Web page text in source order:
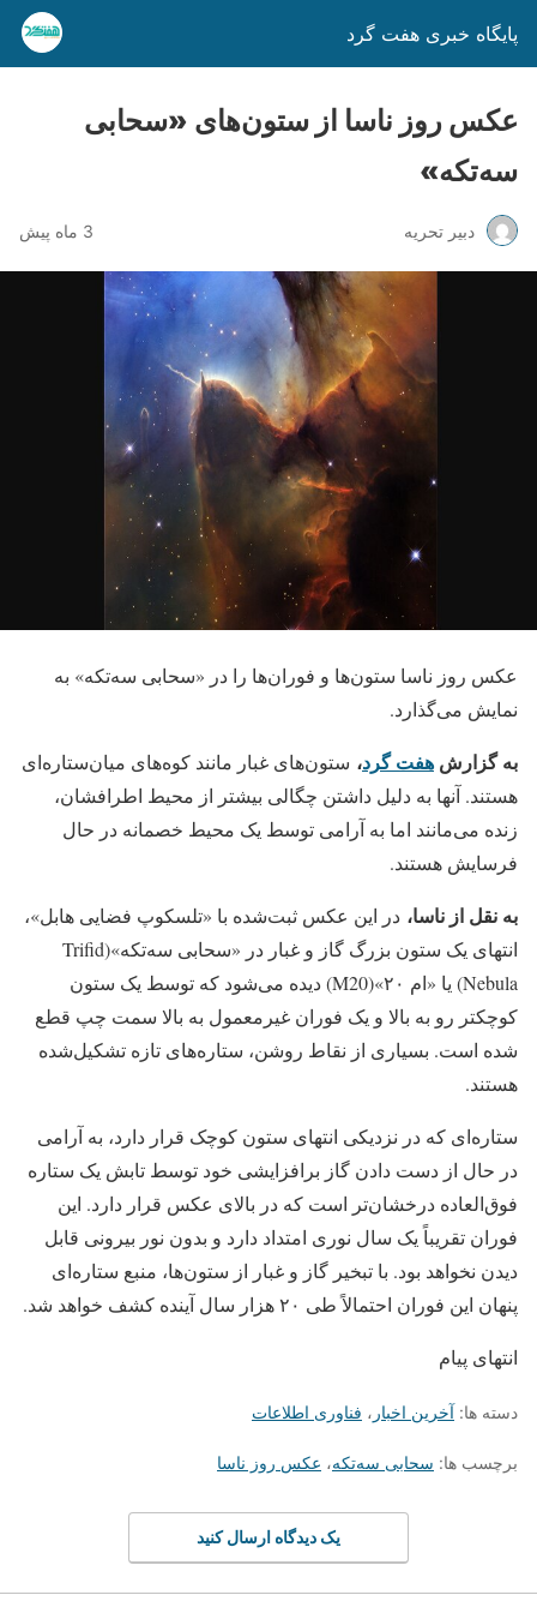
پایگاه خبری هفت گرد
عکس روز ناسا از ستون‌های «سحابی
سه‌تکه»
دبیر تحریه 3 ماه پیش
عکس روز ناسا ستون‌ها و فوران‌ها را در «سحابی سه‌تکه» به
نمایش می‌گذارد.
به گزارش هفت گرد، ستون‌های غبار مانند کوه‌های میان‌ستاره‌ای
هستند. آنها به دلیل داشتن چگالی بیشتر از محیط اطرافشان،
زنده می‌مانند اما به آرامی توسط یک محیط خصمانه در حال
فرسایش هستند.
به نقل از ناسا، در این عکس ثبت‌شده با «تلسکوپ فضایی هابل»،
انتهای یک ستون بزرگ گاز و غبار در «سحابی سه‌تکه»(Trifid
Nebula) یا «ام ۲۰»(M20) دیده می‌شود که توسط یک ستون
کوچکتر رو به بالا و یک فوران غیرمعمول به بالا سمت چپ قطع
شده است. بسیاری از نقاط روشن، ستاره‌های تازه تشکیل‌شده
هستند.
ستاره‌ای که در نزدیکی انتهای ستون کوچک قرار دارد، به آرامی
در حال از دست دادن گاز برافزایشی خود توسط تابش یک ستاره
فوق‌العاده درخشان‌تر است که در بالای عکس قرار دارد. این
فوران تقریباً یک سال نوری امتداد دارد و بدون نور بیرونی قابل
دیدن نخواهد بود. با تبخیر گاز و غبار از ستون‌ها، منبع ستاره‌ای
پنهان این فوران احتمالاً طی ۲۰ هزار سال آینده کشف خواهد شد.
انتهای پیام
دسته ها: آخرین اخبار ، فناوری اطلاعات
برچسب ها: سحابی سه‌تکه، عکس روز ناسا
یک دیدگاه ارسال کنید